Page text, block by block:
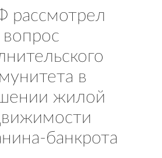
рассмотрел
вопрос
в
жилой
банкрота